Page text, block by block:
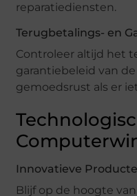
reparatiediensten.
Terugbetalings- en
Controleer altijd het
garantiebeleid van
gemoedsrust als er
Innovatieve
Blijf op de hoogte